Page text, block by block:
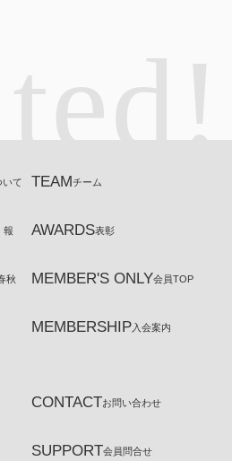
いて
秋
TEAMチーム
AWARDS表彰
MEMBER'S ONLY会員TOP
MEMBERSHIP 入会案内
CONTACTお問い合わせ
SUPPORT会員問合せ